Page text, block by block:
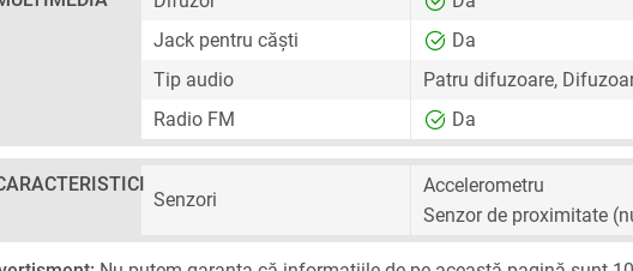
Jack pentru căști
Da
Tip audio
Patru difuzoare,
Radio FM
Da
Senzori
Accelerometru
Senzor de proximitate